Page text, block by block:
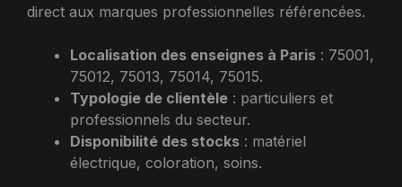
direct aux marques professionnelles référencées.
Localisation des enseignes à Paris : 75001,
75012, 75013, 75014, 75015.
Typologie de clientèle : particuliers et
professionnels du secteur.
Disponibilité des stocks : matériel
électrique, coloration, soins.